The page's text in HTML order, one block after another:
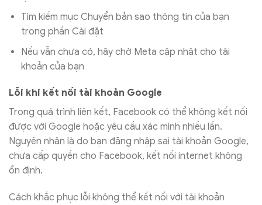
Tìm kiếm mục Chuyển bản sao thông tin của bạn
trong phần Cài đặt
Nếu vẫn chưa có, hãy chờ Meta cập nhật cho tài
khoản của bạn
Lỗi khi kết nối tài khoản Google
Trong quá trình liên kết, Facebook có thể không kết nối
được với Google hoặc yêu cầu xác minh nhiều lần.
Nguyên nhân là do bạn đăng nhập sai tài khoản Google,
chưa cấp quyền cho Facebook, kết nối internet không
ổn định.
Cách khắc phục lỗi không thể kết nối với tài khoản